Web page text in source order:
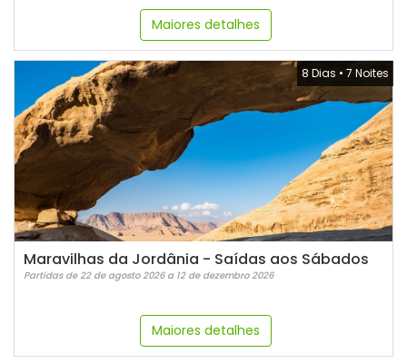
Maiores detalhes
8 Dias • 7 Noites
Maravilhas da Jordânia - Saídas aos Sábados
Partidas de 22 de agosto 2026 a 12 de dezembro 2026
Maiores detalhes